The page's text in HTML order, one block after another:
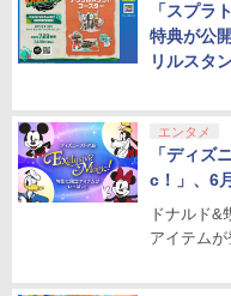
「スプラ
特典が公
リルスタ
エンタメ
「ディ
c！」、6
ドナルド&
アイテムが